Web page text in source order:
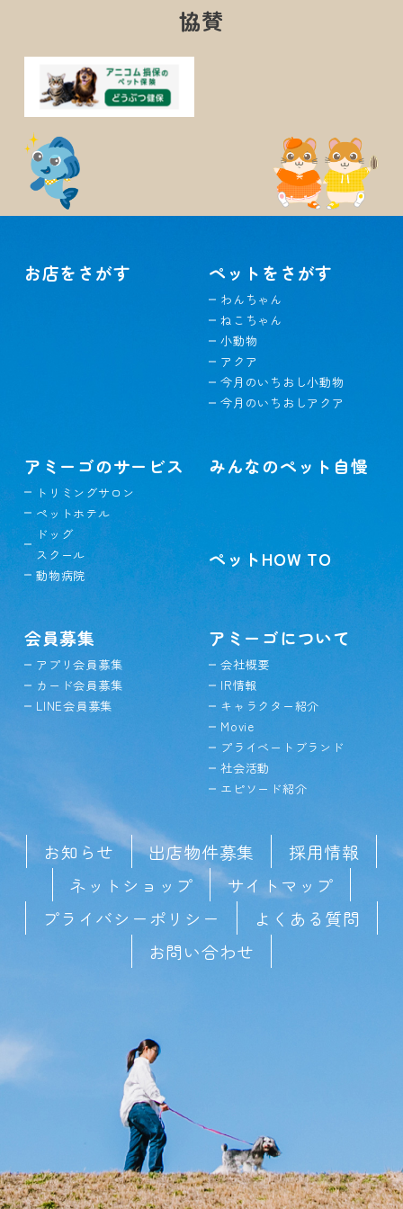
協賛
お店をさがす ペットをさがす
わんちゃん
ねこちゃん
小動物
アクア
今月のいちおし小動物
今月のいちおしアクア
アミーゴのサービス
トリミングサロン
ペットホテル
ドッグ
スクール
動物病院
みんなのペット自慢
ペットHOW TO
会員募集
アプリ会員募集
カード会員募集
LINE会員募集
アミーゴについて
会社概要
IR情報
キャラクター紹介
Movie
プライベートブランド
社会活動
エピソード紹介
お知らせ 出店物件募集
採用情報
ネットショップ
サイトマップ
プライバシーポリシー
よくある質問
お問い合わせ